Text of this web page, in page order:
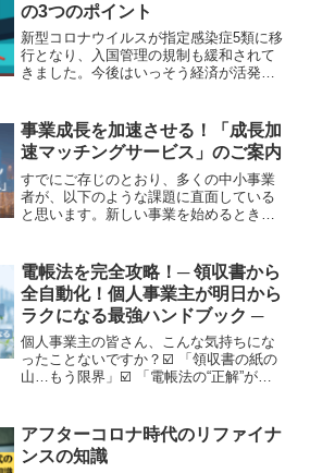
の3つのポイント
新型コロナウイルスが指定感染症5類に移
行となり、入国管理の規制も緩和されて
きました。今後はいっそう経済が活発に
り、多くの中小企業には月々の返済負担
が重くのしかかっていま...
事業成長を加速させる！「成長加
速マッチングサービス」のご案内
すでにご存じのとおり、多くの中小事業
者が、以下のような課題に直面している
と思います。新しい事業を始めるときの
した悩みを解決し、自社の成長を加速さ
せたいという事業者の想い...
電帳法を完全攻略！─ 領収書から
全自動化！個人事業主が明日から
ラクになる最強ハンドブック ─
個人事業主の皆さん、こんな気持ちにな
ったことないですか？☑️ 「領収書の紙の
山…もう限界」☑️ 「電帳法の“正解”がわ
1〜3月になると領収書の山と徹夜祭り...
アフターコロナ時代のリファイナ
ンスの知識